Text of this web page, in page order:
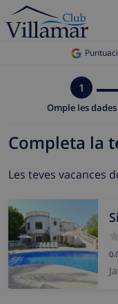
1
Omple les dades
Completa la
Les teves vacances